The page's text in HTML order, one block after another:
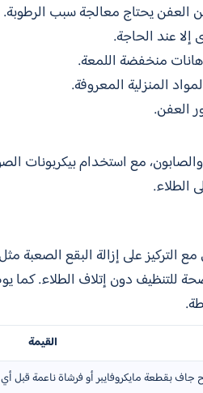
العفن يحتاج معالجة سبب الرطوبة.
إلا عند الحاجة.
منخفضة اللمعة.
المنزلية المعروفة.
العفن.
مع استخدام بيكربونات
الطلاء.
على إزالة البقع الصعبة
للتنظيف دون إتلاف الطلاء. كما
القيمة
بقطعة مايكروفايبر أو فرشاة ناعمة قبل